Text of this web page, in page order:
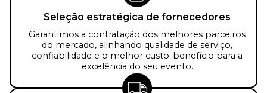
Seleção estratégica de fornecedores
Garantimos a contratação dos melhores parceiros
do mercado, alinhando qualidade de serviço,
confiabilidade e o melhor custo-benefício para a
excelência do seu evento.